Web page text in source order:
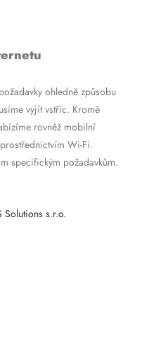
ohledně způsobu
vyjít vstříc. Kromě
rovněž mobilní
Wi-Fi.
specifickým požadavkům.
Solutions s.r.o.